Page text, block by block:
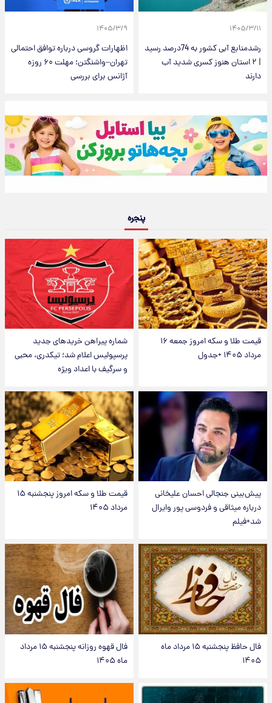
۱۴۰۵/۳/۱۱
رشدمنابع آبی کشور به 74درصد رسید
| ۲ استان هنوز کسری شدید آب
دارند
۱۴۰۵/۳/۹
اظهارات گروسی درباره توافق احتمالی
تهران–واشنگتن؛ مهلت ۶۰ روزه
آژانس برای بررسی
پنجره
قیمت طلا و سکه امروز جمعه ۱۶
مرداد ۱۴۰۵ +جدول
شماره پیراهن خریدهای جدید
پرسپولیس اعلام شد؛ تیکدری، محبی
و سرگیف با اعداد ویژه
پیش‌بینی جنجالی احسان علیخانی
درباره میثاقی و فردوسی پور وایرال
شد+فیلم
قیمت طلا و سکه امروز پنجشنبه ۱۵
مرداد ۱۴۰۵
فال حافظ پنجشنبه ۱۵ مرداد ماه
۱۴۰۵
فال قهوه روزانه پنجشنبه ۱۵ مرداد
ماه ۱۴۰۵